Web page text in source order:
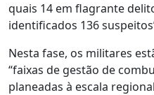
quais 14 em flagrante
identificados 136
Nesta fase, os militares
“faixas de gestão de
planeadas à escala